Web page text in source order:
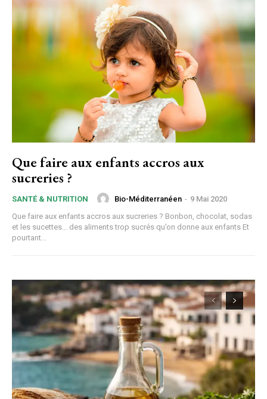
Que faire aux enfants accros aux
sucreries ?
SANTÉ & NUTRITION Bio-Méditerranéen - 9 Mai 2020
Que faire aux enfants accros aux sucreries ? Bonbon, chocolat, sodas
et les sucettes… des aliments trop sucrés qu’on donne aux enfants Et
pourtant...